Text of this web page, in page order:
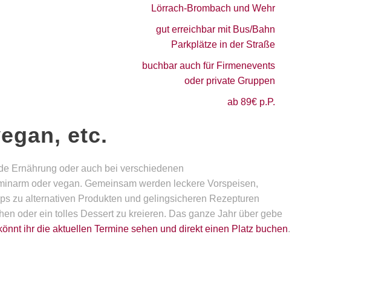
Lörrach-Brombach und Wehr
gut erreichbar mit Bus/Bahn
Parkplätze in der Straße
buchbar auch für Firmenevents
oder private Gruppen
ab 89€ p.P.
etc.
Ernährung oder auch bei verschiedenen
oder vegan. Gemeinsam werden leckere Vorspeisen,
zu alternativen Produkten und gelingsicheren Rezepturen
oder ein tolles Dessert zu kreieren. Das ganze Jahr über gebe
ihr die aktuellen Termine sehen und direkt einen Platz buchen.